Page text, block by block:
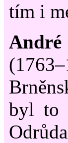
tím i
André
byl to